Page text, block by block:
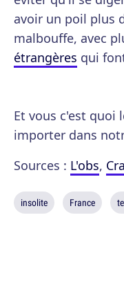
avoir un poil plus
malbouffe, avec
étrangères qui
Et vous c'est quoi
importer dans
Sources : L'obs,
insolite France